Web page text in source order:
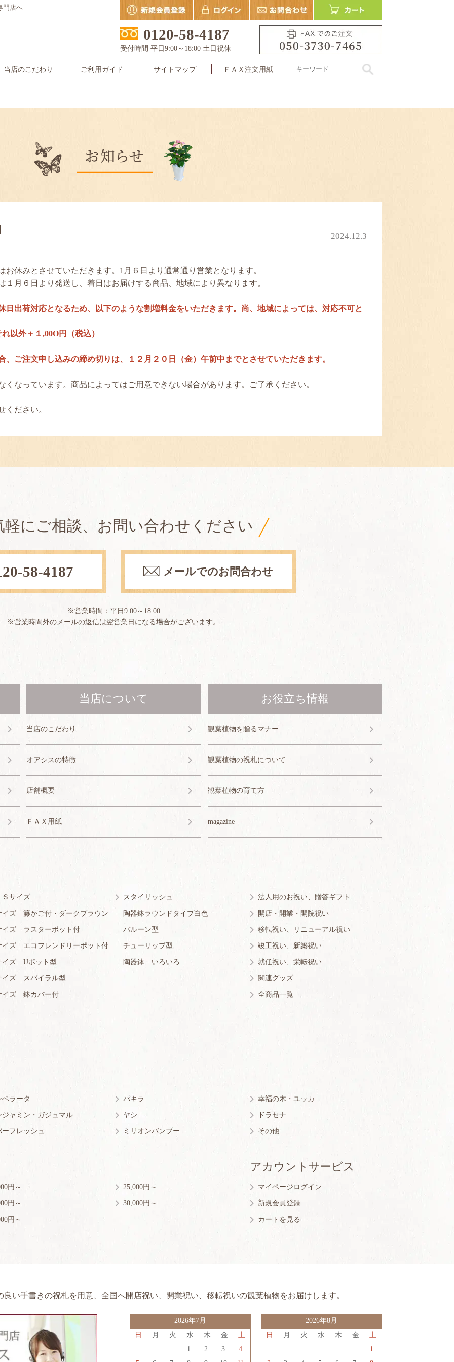
門店へ
0120-58-4187
受付時間 平日9:00～18:00 土日祝休
当店のこだわり ご利用ガイド サイトマップ ＦＡＸ注文用紙
2024.12.3
お休みとさせていただきます。1月６日より通常通り営業となります。
１月６日より発送し、着日はお届けする商品、地域により異なります。
日出荷対応となるため、以下のような割増料金をいただきます。尚、地域によっては、対応不可と
以外＋１,00O円（税込）
ご注文申し込みの締め切りは、１２月２０日（金）午前中までとさせていただきます。
なっています。商品によってはご用意できない場合があります。ご了承ください。
ください。
軽にご相談、お問い合わせください
58-4187 メールでのお問合わせ
※営業時間：平日9:00～18:00
※営業時間外のメールの返信は翌営業日になる場合がございます。
当店について
当店のこだわり
オアシスの特徴
店舗概要
ＦＡＸ用紙
お役立ち情報
観葉植物を贈るマナー
観葉植物の祝札について
観葉植物の育て方
magazine
Ｓサイズ
イズ 籐かご付・ダークブラウン
イズ ラスターポット付
イズ エコフレンドリーポット付
イズ Uポット型
イズ スパイラル型
イズ 鉢カバー付
スタイリッシュ
陶器鉢ラウンドタイプ白色
バルーン型
チューリップ型
陶器鉢 いろいろ
法人用のお祝い、贈答ギフト
開店・開業・開院祝い
移転祝い、リニューアル祝い
竣工祝い、新築祝い
就任祝い、栄転祝い
関連グッズ
全商品一覧
ベラータ
ジャミン・ガジュマル
ーフレッシュ
パキラ
ヤシ
ミリオンバンブー
幸福の木・ユッカ
ドラセナ
その他
円～
円～
円～
25,000円～
30,000円～
アカウントサービス
マイページログイン
新規会員登録
カートを見る
い手書きの祝札を用意、 全国へ開店祝い、開業祝い、移転祝いの観葉植物をお届けします。
2026年7月
日
月 火 水 木 金
土
1
2 3
4
2026年8月
日
月 火 水 木 金
土
1